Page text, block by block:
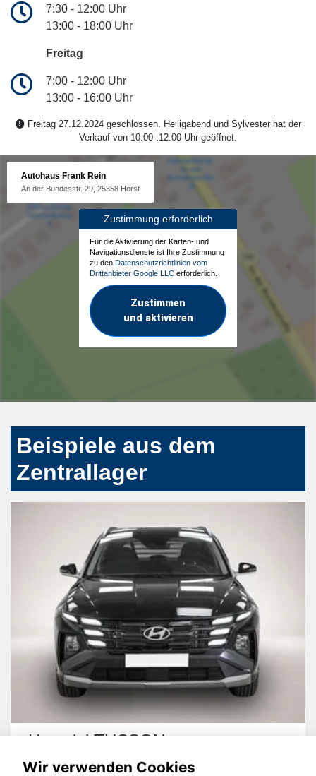
7:30 - 12:00 Uhr
13:00 - 18:00 Uhr
Freitag
7:00 - 12:00 Uhr
13:00 - 16:00 Uhr
Freitag 27.12.2024 geschlossen. Heiligabend und Sylvester hat der
Verkauf von 10.00-.12.00 Uhr geöffnet.
Autohaus Frank Rein
An der Bundesstr. 29, 25358 Horst
Zustimmung erforderlich
Für die Aktivierung der Karten- und
Navigationsdienste ist Ihre Zustimmung
zu den Datenschutzrichtlinien vom
Drittanbieter Google LLC erforderlich.
Zustimmen
und aktivieren
Beispiele aus dem
Zentrallager
Hyundai TUCSON
Wir verwenden Cookies